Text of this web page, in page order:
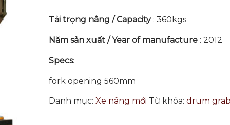
Tải trọng nâng / Capacity: 360kgs
Năm sản xuất / Year of manufacture: 2012
Specs:
fork opening 560mm
Danh mục: Xe nâng mới Từ khóa: drum